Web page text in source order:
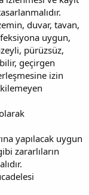
duvar, tavan,
uygun,
pürüzsüz,
geçirgen
izin
yapılacak uygun
zararlıların